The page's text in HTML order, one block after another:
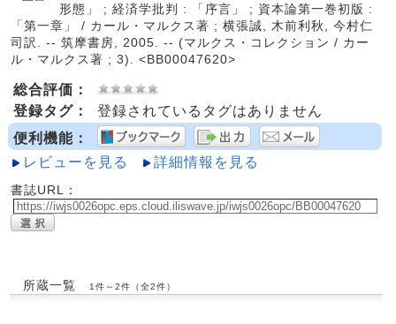
形態」 ; 経済学批判 : 「序言」 ; 資本論第一巻初版 :
「第一章」 / カール・マルクス著 ; 横張誠, 木前利秋, 今村仁
司訳. -- 筑摩書房, 2005. -- (マルクス・コレクション / カー
ル・マルクス著 ; 3). <BB00047620>
総合評価：
登録タグ：
登録されているタグはありません
便利機能：
レビューを見る
詳細情報を見る
書誌URL：
所蔵一覧 1件～2件（全2件）